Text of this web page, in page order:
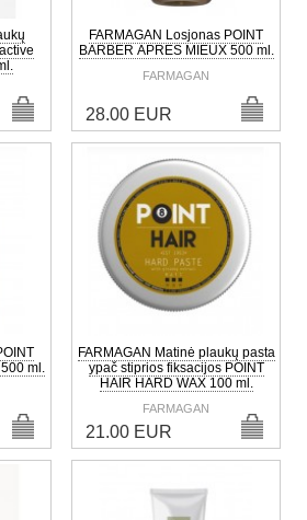
FARMAGAN Losjonas POINT
BARBER APRES MIEUX 500 ml.
FARMAGAN
28.00 EUR
ml.
FARMAGAN Matinė plaukų pasta
ypač stiprios fiksacijos POINT
HAIR HARD WAX 100 ml.
FARMAGAN
21.00 EUR